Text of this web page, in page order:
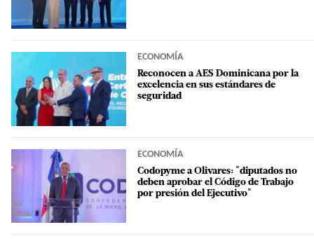
ECONOMÍA
Reconocen a AES Dominicana por la
excelencia en sus estándares de
seguridad
ECONOMÍA
Codopyme a Olivares: "diputados no
deben aprobar el Código de Trabajo
por presión del Ejecutivo"